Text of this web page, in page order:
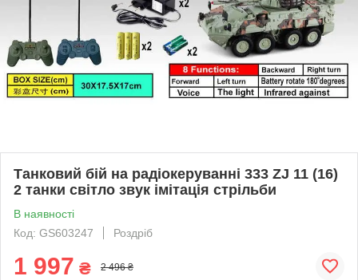
Танковий бій на радіокеруванні 333 ZJ 11 (16)
2 танки світло звук імітація стрільби
В наявності
Код: GS603247
Роздріб
1 997 ₴ 2 496 ₴